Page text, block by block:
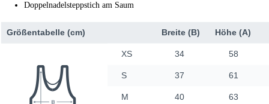
Doppelnadelsteppstich am Saum